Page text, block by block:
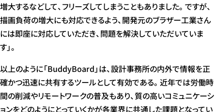
増大するなどして、フリーズしてしまうこともありました。ですが、
描画負荷の増大にも対応できるよう、開発元のブラザー工業さん
には即座に対応していただき、問題を解決していただいていま
す」。
以上のように「BuddyBoard」は、設計事務所の内外で情報を正
確かつ迅速に共有するツールとして有効である。近年では労働時
間の削減やリモートワークの普及もあり、質の高いコミュニケーシ
ョンをどのようにとっていくかが各業界に共通した課題となってい